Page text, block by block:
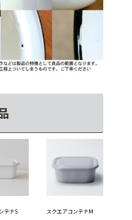
テナS
スクエアコンテナM